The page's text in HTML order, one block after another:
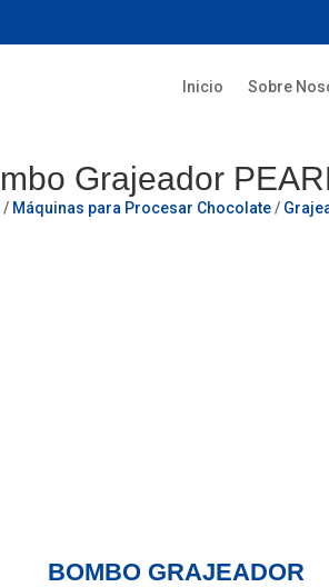
Inicio Sobre
Grajeador
/ Máquinas para Procesar Chocolate/
BOMBO GRAJEADOR